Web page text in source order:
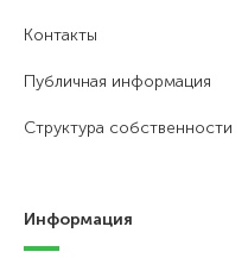
Контакты
Публичная информация
Структура собственности
Информация